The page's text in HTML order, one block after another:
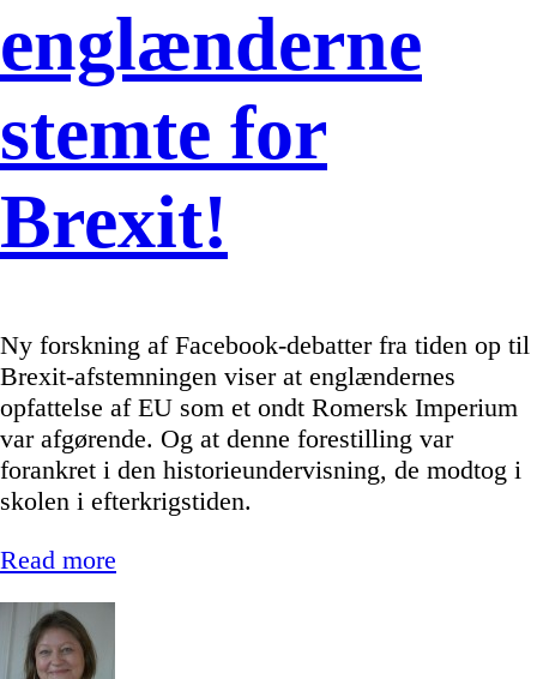
englænderne
stemte for
Brexit!
Ny forskning af Facebook-debatter fra tiden op til
Brexit-afstemningen viser at englændernes
opfattelse af EU som et ondt Romersk Imperium
var afgørende. Og at denne forestilling var
forankret i den historieundervisning, de modtog i
skolen i efterkrigstiden.
Read more